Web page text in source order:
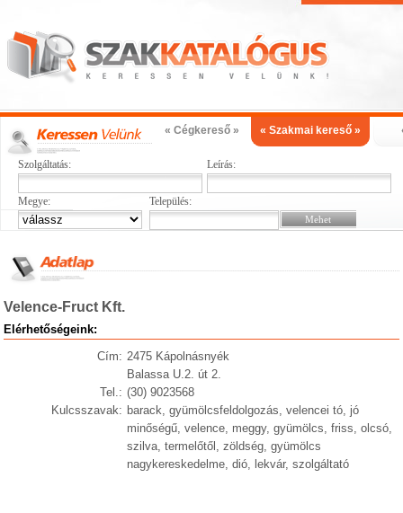
« Cégkereső » « Szakmai kereső »
Szolgáltatás: Leírás:
Megye: Település:
Velence-Fruct Kft.
Elérhetőségeink:
Cím: 2475 Kápolnásnyék
Balassa U.2. út 2.
Tel.: (30) 9023568
Kulcsszavak: barack, gyümölcsfeldolgozás, velencei tó, jó
minőségű, velence, meggy, gyümölcs, friss, olcsó,
szilva, termelőtől, zöldség, gyümölcs
nagykereskedelme, dió, lekvár, szolgáltató